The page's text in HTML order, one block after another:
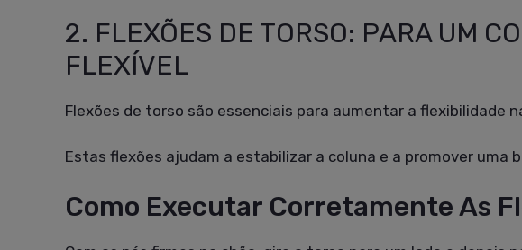
2. FLEXÕES DE TORSO: PARA UM
FLEXÍVEL
Flexões de torso são essenciais para aumentar a flexibilidade
Estas flexões ajudam a estabilizar a coluna e a promover uma
Como Executar Corretamente As